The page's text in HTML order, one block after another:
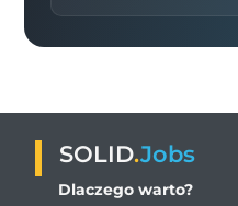
SOLID.Jobs
Dlaczego warto?